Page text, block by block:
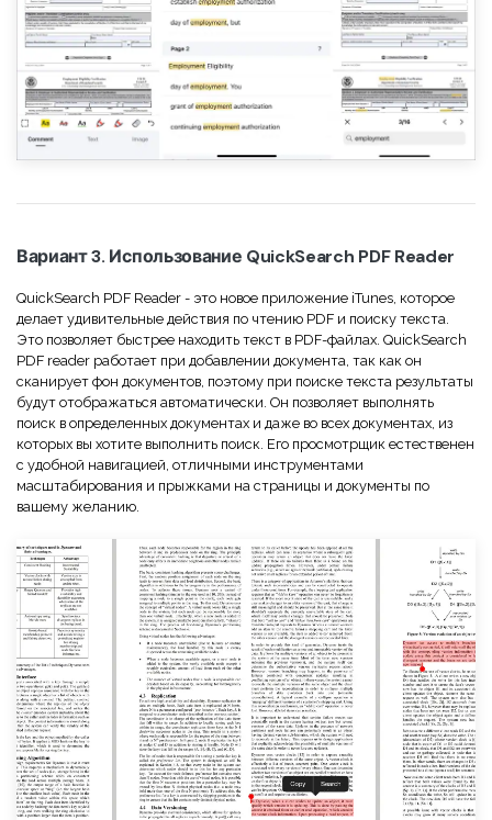
Вариант 3. Использование QuickSearch PDF Reader
QuickSearch PDF Reader - это новое приложение iTunes, которое
делает удивительные действия по чтению PDF и поиску текста.
Это позволяет быстрее находить текст в PDF-файлах. QuickSearch
PDF reader работает при добавлении документа, так как он
сканирует фон документов, поэтому при поиске текста результаты
будут отображаться автоматически. Он позволяет выполнять
поиск в определенных документах и даже во всех документах, из
которых вы хотите выполнить поиск. Его просмотрщик естественен
с удобной навигацией, отличными инструментами
масштабирования и прыжками на страницы и документы по
вашему желанию.